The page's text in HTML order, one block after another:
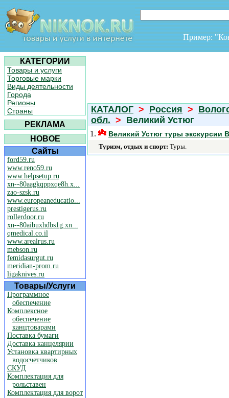
Пример:
КАТЕГОРИИ
Товары и услуги
Торговые марки
Виды деятельности
Города
Регионы
Страны
РЕКЛАМА
НОВОЕ
Сайты
ford59.ru
www.reno59.ru
www.helpsetup.ru
xn--80aagkqppxqe8h.x...
zao-szsk.ru
www.europeaneducatio...
prestigerus.ru
rollerdoor.ru
xn--80aibuxhdbs1g.xn...
qmedical.co.il
www.arealrus.ru
mebson.ru
femidasurgut.ru
meridian-prom.ru
ligaknives.ru
Товары/Услуги
Программное
обеспечение
Комплексное
обеспечение
канцтоварами
Поставка бумаги
Доставка канцелярии
Установка квартирных
водосчетчиков
СКУД
Комплектация для
рольставен
Комплектация для ворот
КАТАЛОГ > Россия >
обл. > Великий Устюг
1. Великий Устюг туры экскурсии
Туризм, отдых и спорт: Туры.